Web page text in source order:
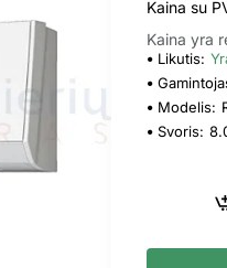
Kaina su
Kaina yra
Likutis:
Modelis:
Svoris: